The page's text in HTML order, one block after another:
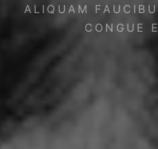
ALIQUAM
CONGUE